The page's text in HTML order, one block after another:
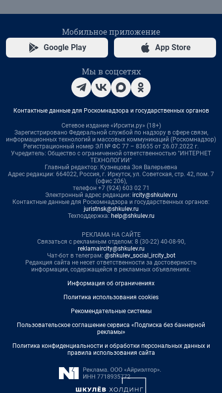
Мобильное приложение
Google Play App Store
Мы в соцсетях
Контактные данные для Роскомнадзора и государственных органов
Сетевое издание «Ирсити.ру» (18+)
Зарегистрировано Федеральной службой по надзору в сфере связи,
информационных технологий и массовых коммуникаций (Роскомнадзор)
Регистрационный номер ЭЛ № ФС 77 – 83655 от 26.07.2022 г.
Учредитель: Общество с ограниченной ответственностью "ИНТЕРНЕТ
ТЕХНОЛОГИИ"
Главный редактор: Кузнецова Зоя Валерьевна
Адрес редакции: 664022, Россия, г. Иркутск, ул. Советская, стр. 42, пом. 7
(офис 206),
телефон +7 (924) 603 02 71
Электронный адрес редакции: ircity@shkulev.ru
Контактные данные для Роскомнадзора и государственных органов:
juristnsk@shkulev.ru
Техподдержка: help@shkulev.ru
РЕКЛАМА НА САЙТЕ
Связаться с рекламным отделом: 8 (30-22) 40-08-90,
reklamaircity@shkulev.ru
Чат-бот в телеграм: @shkulev_social_ircity_bot
Редакция сайта не несет ответственности за достоверность
информации, содержащейся в рекламных объявлениях.
Информация об ограничениях
Политика использования cookies
Рекомендательные системы
Пользовательское соглашение сервиса «Подписка без баннерной
рекламы»
Политика конфиденциальности и обработки персональных данных и
правила использования сайта